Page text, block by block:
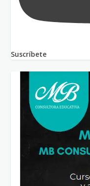
Suscríbete